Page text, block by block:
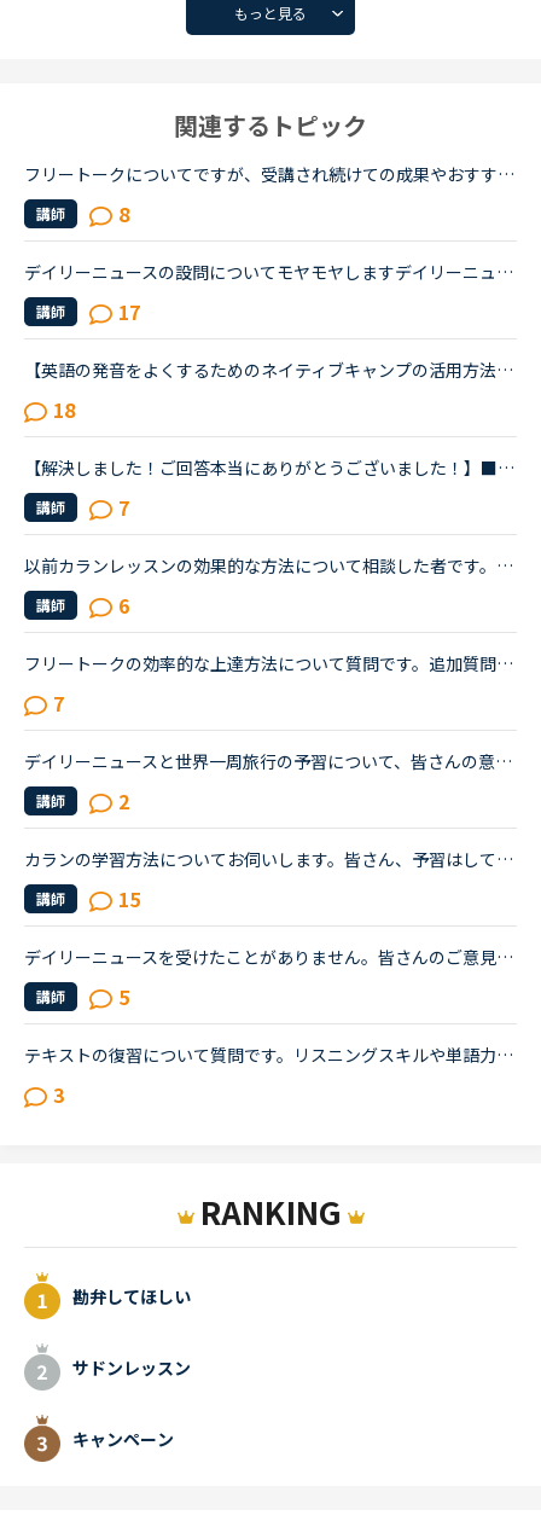
もっと見る
関連するトピック
フリートークについてですが、受講され続けての成果やおすすめの受講方法、気をつけていることあれば教えていただけないでしょうか。これからはアウトプットも鍛えたいので、フリートークを受講する機会を増やし...
講師 8
デイリーニュースの設問についてモヤモヤしますデイリーニュースが好きでよくとっています。世界のニュースのトピックで、内容が常に更新されてとてもいいと思うのですが、最後の３つの設問にいつもモヤモヤしま...
講師 17
【英語の発音をよくするためのネイティブキャンプの活用方法について】私は発音をよくしたいと考えています。そのためにネイティブキャンプをいかに活用してそれができるのか悩んおり、皆様のご意見・体験談を教...
18
【解決しました！ご回答本当にありがとうございました！】■効果的なカランレッスンの進め方について2020年1月からネイティブキャンプを始め、現在カランレッスンはステージ4の全復習直前段階です。毎回どうしても...
講師 7
以前カランレッスンの効果的な方法について相談した者です。ステージ7まで続けて効果を感じた、という方の話を聞いてもう少し続けてみようかという気持ちです。しかし、実際にはいつも眠くなってしまい、こんなん...
講師 6
フリートークの効率的な上達方法について質問です。追加質問の為、コメントに投稿致しました。私はこれまで、Callan、SIDE by SIDE、文法等インプット中心の教材で約1年ほど受講してきましたが、今後はフリートー...
7
デイリーニュースと世界一周旅行の予習について、皆さんの意見をお聞きしたく、トピックを作成させていただきます。基本的な文法については、ある程度中高時代の知識が残っており、今までは復習を兼ねつつSIDE by...
講師 2
カランの学習方法についてお伺いします。皆さん、予習はしていらっしゃいますか？私は、テキストをザーッと見て、初見の単語や文法用語だけ、発音と意味を調べるようにしています。ですが、ステージが進むにつれ...
講師 15
デイリーニュースを受けたことがありません。皆さんのご意見を拝見させて頂くととても楽しまれているようですね。ところで質問ですが、どの様な方がデイリーニュースを受けておられるのでしょうか？仕事で英語を...
講師 5
テキストの復習について質問です。リスニングスキルや単語力をつけるために音読がよいと言われ、実際に音読を三冊ぐらい実施しました（一つの長文を20回づつ）が、自分の中で上達がないように思っています。また...
3
RANKING
勘弁してほしい
サドンレッスン
キャンペーン